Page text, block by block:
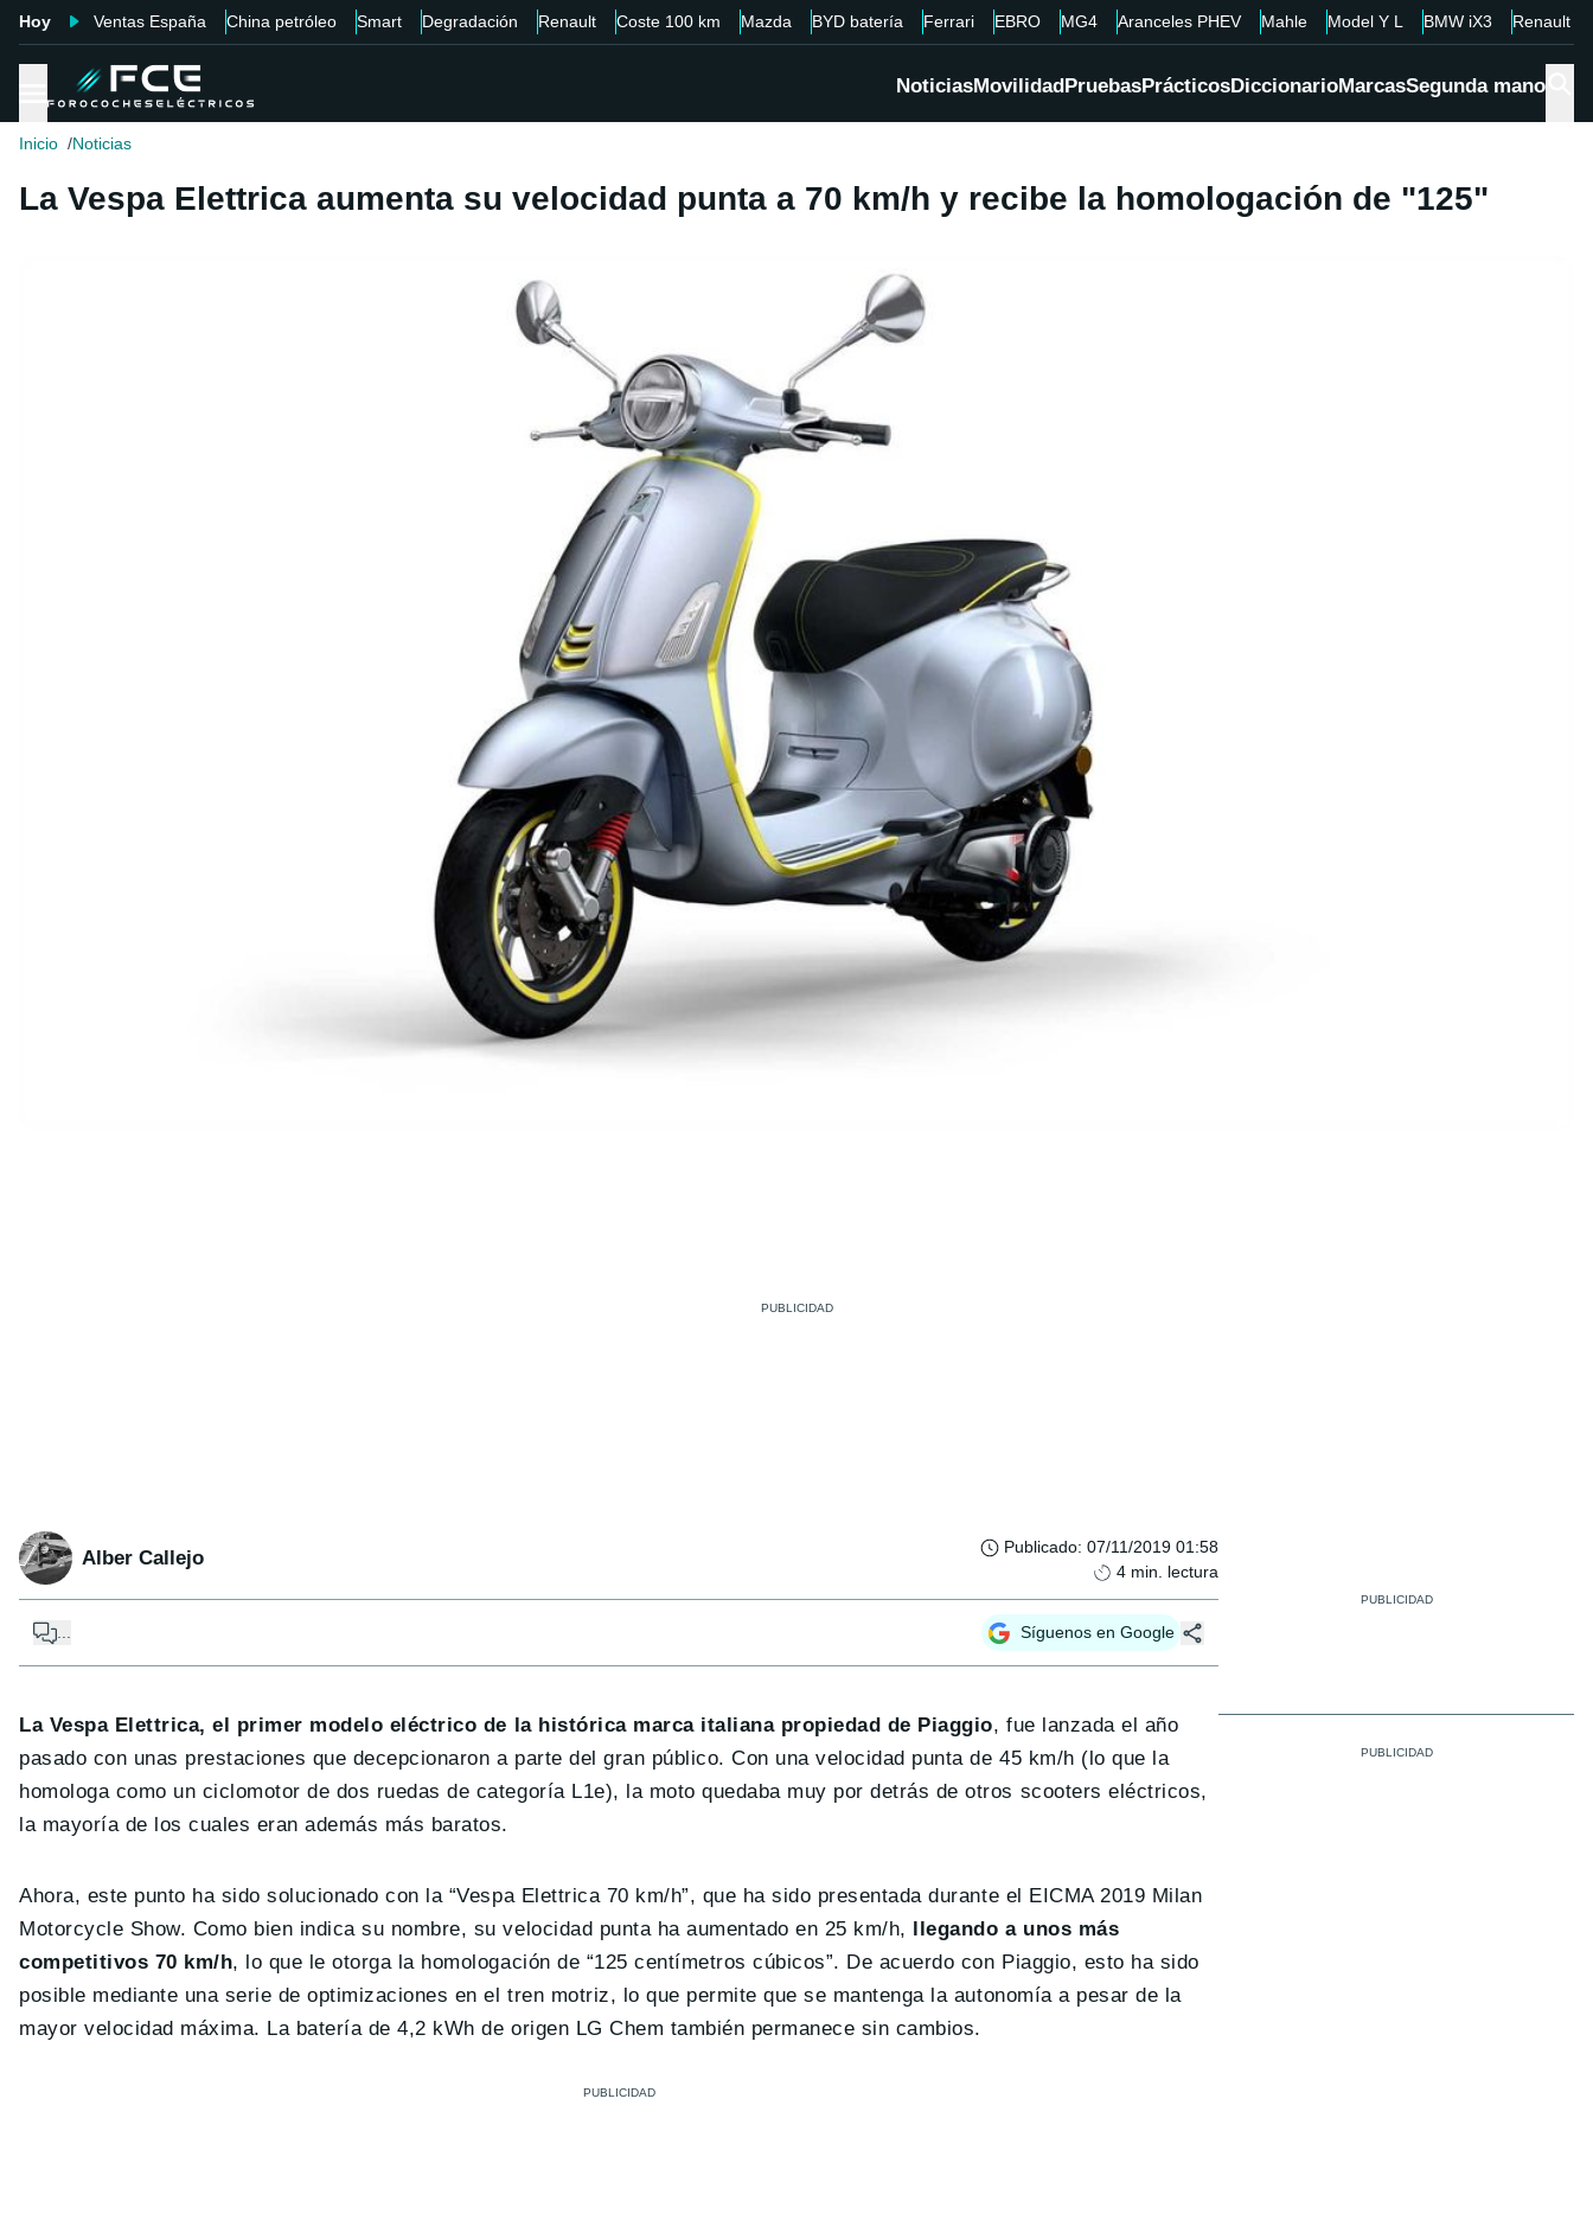
Hoy Ventas España China petróleo Smart Degradación Renault Coste 100 km Mazda BYD batería Ferrari EBRO MG4 Aranceles PHEV Mahle Model Y L BMW iX3 Renault
NoticiasMovilidadPruebasPrácticosDiccionarioMarcasSegunda mano
Inicio Noticias
La Vespa Elettrica aumenta su velocidad punta a 70 km/h y recibe la homologación de "125"
Alber Callejo Publicado: 07/11/2019 01:58
4 min. lectura
... Síguenos en Google
La Vespa Elettrica, el primer modelo eléctrico de la histórica marca italiana propiedad de Piaggio, fue lanzada el año
pasado con unas prestaciones que decepcionaron a parte del gran público. Con una velocidad punta de 45 km/h (lo que la
homologa como un ciclomotor de dos ruedas de categoría L1e), la moto quedaba muy por detrás de otros scooters eléctricos,
la mayoría de los cuales eran además más baratos.
Ahora, este punto ha sido solucionado con la “Vespa Elettrica 70 km/h”, que ha sido presentada durante el EICMA 2019 Milan
Motorcycle Show. Como bien indica su nombre, su velocidad punta ha aumentado en 25 km/h,
llegando a unos más
competitivos 70 km/h, lo que le otorga la homologación de “125 centímetros cúbicos”. De acuerdo con Piaggio, esto ha sido
posible mediante una serie de optimizaciones en el tren motriz, lo que permite que se mantenga la autonomía a pesar de la
mayor velocidad máxima. La batería de 4,2 kWh de origen LG Chem también permanece sin cambios.